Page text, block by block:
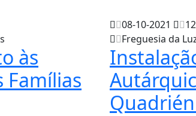
às
Famílias
08-10-2021
Freguesia da